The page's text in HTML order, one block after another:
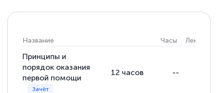
Название Часы Лекции
Принципы и
порядок оказания
первой помощи
12 часов --